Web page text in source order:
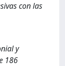
con las
y
186